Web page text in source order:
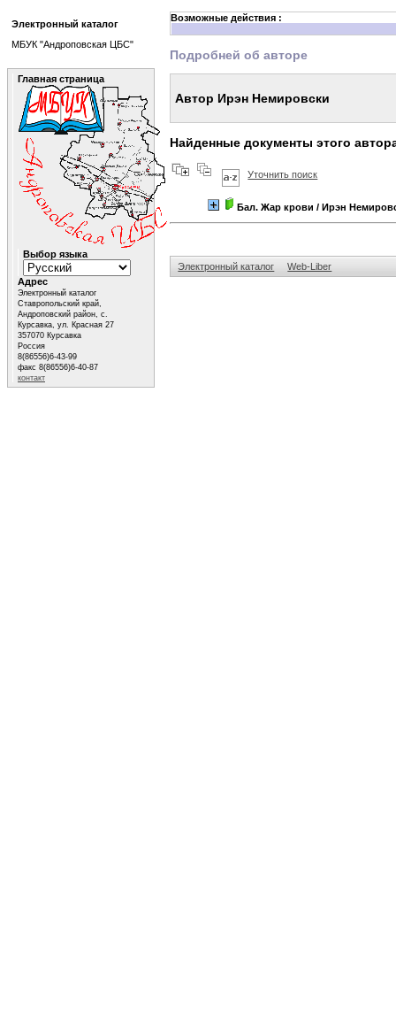
Возможные действия :
Подробней об авторе
Автор Ирэн Немировски
Найденные документы этого
Уточнить поиск
Бал. Жар крови / Ирэн
Электронный каталог Web-Liber
Электронный каталог
МБУК "Андроповская ЦБС"
Главная страница
Выбор языка
Адрес
Электронный каталог
Ставропольский край,
Андроповский район, с.
Курсавка, ул. Красная 27
357070 Курсавка
Россия
8(86556)6-43-99
факс 8(86556)6-40-87
контакт